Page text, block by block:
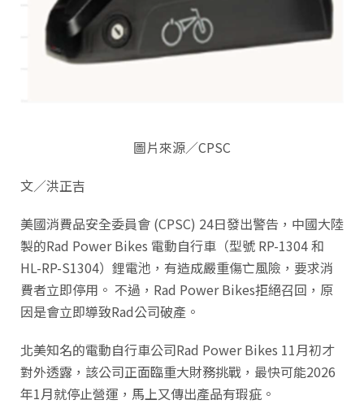
圖片來源／CPSC
文／洪正吉
美國消費品安全委員會 (CPSC) 24日發出警告，中國大陸
製的Rad Power Bikes 電動自行車（型號 RP-1304 和
HL-RP-S1304）鋰電池，有造成嚴重傷亡風險，要求消
費者立即停用。 不過，Rad Power Bikes拒絕召回，原
因是會立即導致Rad公司破產。
北美知名的電動自行車公司Rad Power Bikes 11月初才
對外透露，該公司正面臨重大財務挑戰，最快可能2026
年1月就停止營運，馬上又傳出產品有瑕疵。